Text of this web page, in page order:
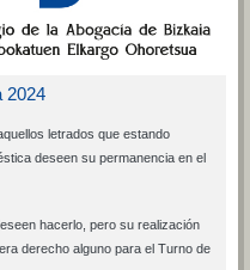
2024
letrados que estando
deseen su permanencia en el
hacerlo, pero su realización
derecho alguno para el Turno de